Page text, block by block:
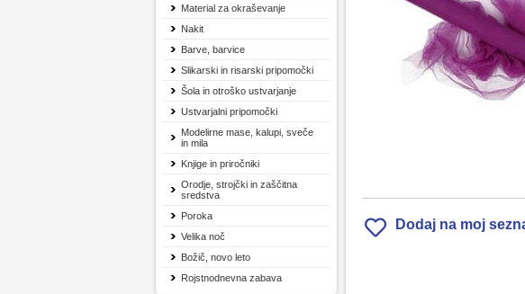
Material za okraševanje
Nakit
Barve, barvice
Slikarski in risarski pripomočki
Šola in otroško ustvarjanje
Ustvarjalni pripomočki
Modelirne mase, kalupi, sveče
in mila
Knjige in priročniki
Orodje, strojčki in zaščitna
sredstva
Poroka
Velika noč
Božič, novo leto
Rojstnodnevna zabava
Dodaj na moj